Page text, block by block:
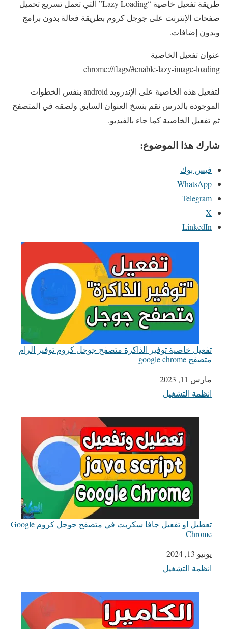
طريقة تفعيل خاصية “Lazy Loading” التي تعمل تسريع تحميل
صفحات الإنترنت على جوجل كروم بطريقة فعالة بدون برامج
وبدون إضافات.
عنوان تفعيل الخاصية
chrome://flags/#enable-lazy-image-loading
لتفعيل هذه الخاصية على الإندرويد android بنفس الخطوات
الموجودة بالدرس نقم بنسخ العنوان السابق ولصقه في المتصفح
ثم تفعيل الخاصية كما جاء بالفيديو.
شارك هذا الموضوع:
فيس بوك
WhatsApp
Telegram
X
LinkedIn
تفعيل خاصية توفير الذاكرة متصفح جوجل كروم توفير الرام
متصفح google chrome
التاريخ
مارس 11, 2023
في ما يتعلق بما يأتي
انظمة التشغيل
تعطيل او تفعيل جافا سكربت في متصفح جوجل كروم Google
Chrome
التاريخ
يونيو 13, 2024
في ما يتعلق بما يأتي
انظمة التشغيل